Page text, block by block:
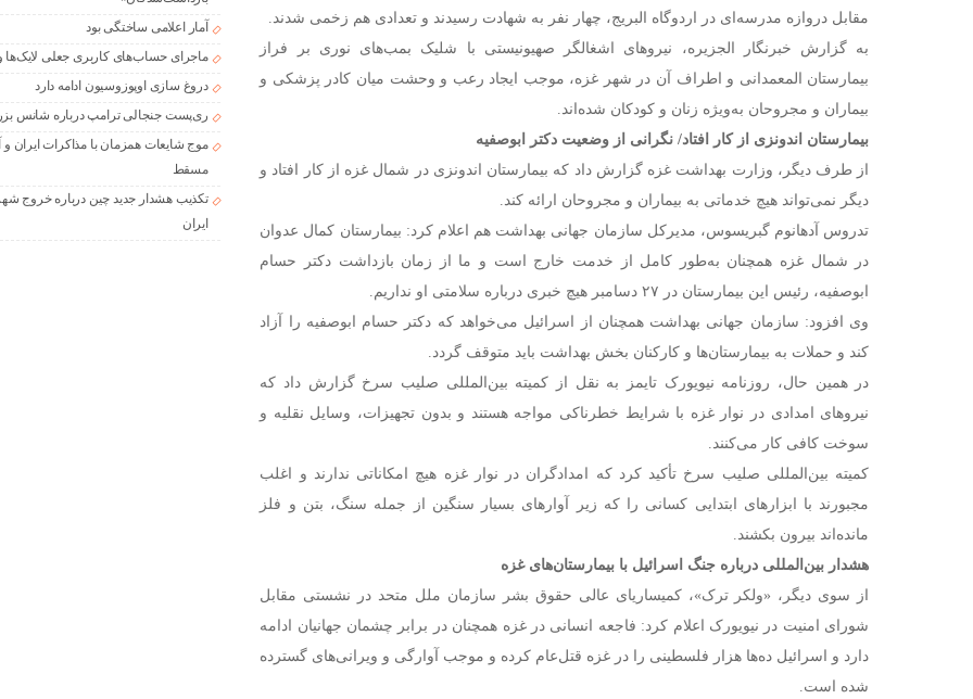
مقابل دروازه مدرسه‌ای در اردوگاه البریج، چهار نفر به شهادت رسیدند و تعدادی هم زخمی شدند.
به گزارش خبرنگار الجزیره، نیروهای اشغالگر صهیونیستی با شلیک بمب‌های نوری بر فراز
بیمارستان المعمدانی و اطراف آن در شهر غزه، موجب ایجاد رعب و وحشت میان کادر پزشکی و
بیماران و مجروحان به‌ویژه زنان و کودکان شده‌اند.
بیمارستان اندونزی از کار افتاد/ نگرانی از وضعیت دکتر ابوصفیه
از طرف دیگر، وزارت بهداشت غزه گزارش داد که بیمارستان اندونزی در شمال غزه از کار افتاد و
دیگر نمی‌تواند هیچ خدماتی به بیماران و مجروحان ارائه کند.
تدروس آدهانوم گبریسوس، مدیرکل سازمان جهانی بهداشت هم اعلام کرد: بیمارستان کمال عدوان
در شمال غزه همچنان به‌طور کامل از خدمت خارج است و ما از زمان بازداشت دکتر حسام
ابوصفیه، رئیس این بیمارستان در ۲۷ دسامبر هیچ خبری درباره سلامتی او نداریم.
وی افزود: سازمان جهانی بهداشت همچنان از اسرائیل می‌خواهد که دکتر حسام ابوصفیه را آزاد
کند و حملات به بیمارستان‌ها و کارکنان بخش بهداشت باید متوقف گردد.
در همین حال، روزنامه نیویورک تایمز به نقل از کمیته بین‌المللی صلیب سرخ گزارش داد که
نیروهای امدادی در نوار غزه با شرایط خطرناکی مواجه هستند و بدون تجهیزات، وسایل نقلیه و
سوخت کافی کار می‌کنند.
کمیته بین‌المللی صلیب سرخ تأکید کرد که امدادگران در نوار غزه هیچ امکاناتی ندارند و اغلب
مجبورند با ابزارهای ابتدایی کسانی را که زیر آوارهای بسیار سنگین از جمله سنگ، بتن و فلز
مانده‌اند بیرون بکشند.
هشدار بین‌المللی درباره جنگ اسرائیل با بیمارستان‌های غزه
از سوی دیگر، «ولکر ترک»، کمیساریای عالی حقوق بشر سازمان ملل متحد در نشستی مقابل
شورای امنیت در نیویورک اعلام کرد: فاجعه انسانی در غزه همچنان در برابر چشمان جهانیان ادامه
دارد و اسرائیل ده‌ها هزار فلسطینی را در غزه قتل‌عام کرده و موجب آوارگی و ویرانی‌های گسترده
شده است.
آمار اعلامی ساختگی بود
ماجرای حساب‌های کاربری جعلی لایک‌ها
دروغ سازی اوپوزوسیون ادامه دارد
ری‌پست جنجالی ترامپ درباره شانس
موج شایعات همزمان با مذاکرات ایران و
مسقط
تکذیب هشدار جدید چین درباره خروج
ایران